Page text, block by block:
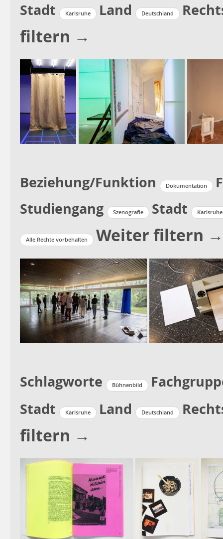
Stadt Karlsruhe Land Deutschland
filtern →
Beziehung/Funktion Dokumentation
Studiengang
Szenografie Stadt Karlsruhe
Alle Rechte vorbehalten Weiter filtern →
Schlagworte Bühnenbild
Stadt
Karlsruhe Land Deutschland
filtern →